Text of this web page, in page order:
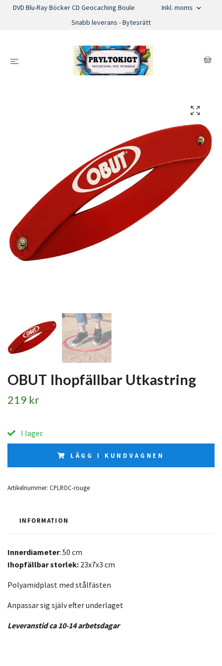
DVD Blu-Ray Böcker CD Geocaching Boule
Inkl. moms
Snabb leverans - Bytesrätt
OBUT Ihopfällbar Utkastring
219 kr
I lager.
LÄGG I KUNDVAGNEN
Artikelnummer: CPLROC-rouge
INFORMATION
Innerdiameter: 50 cm
Ihopfällbar storlek: 23x7x3 cm
Polyamidplast med stålfästen
Anpassar sig själv efter underlaget
Leveranstid ca 10-14 arbetsdagar